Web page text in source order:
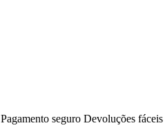
Pagamento seguro Devoluções fáceis